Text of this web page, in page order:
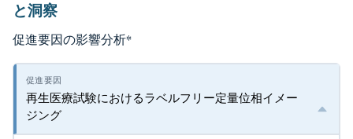
と洞察
促進要因の影響分析*
再生医療試験におけるラベルフリー定量位相イメー
ジング